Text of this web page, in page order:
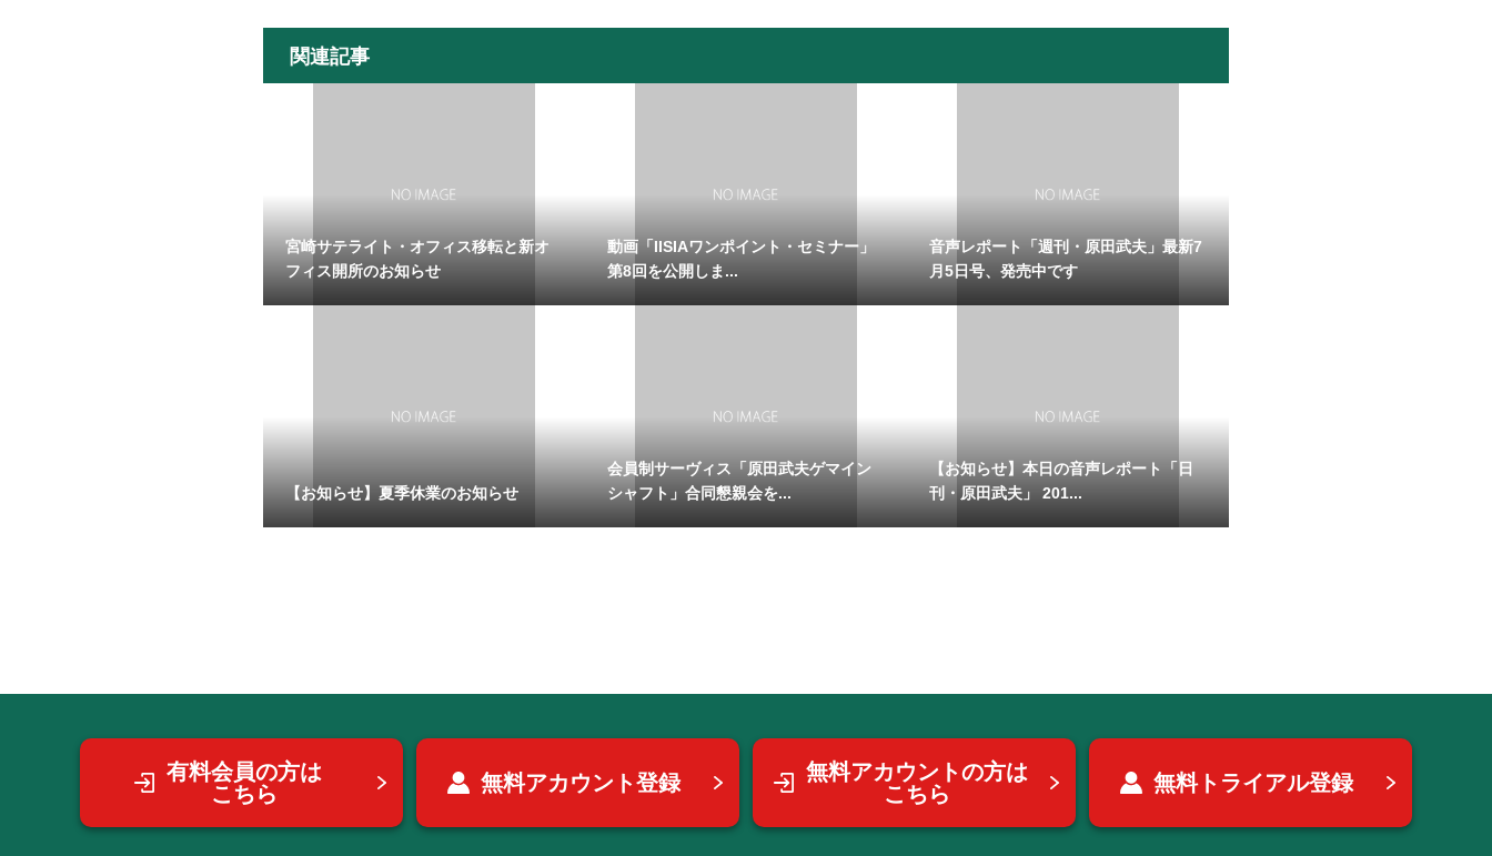
関連記事
宮崎サテライト・オフィス移転と新オ
フィス開所のお知らせ
動画「IISIAワンポイント・セミナー」
第8回を公開しま...
音声レポート「週刊・原田武夫」最新7
月5日号、発売中です
【お知らせ】夏季休業のお知らせ
会員制サーヴィス「原田武夫ゲマイン
シャフト」合同懇親会を...
【お知らせ】本日の音声レポート「日
刊・原田武夫」 201...
有料会員の方は
こちら
無料アカウント登録
無料アカウントの方は
こちら
無料トライアル登録